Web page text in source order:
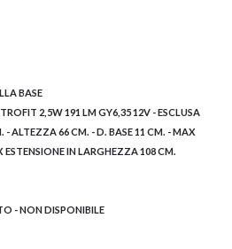
BASE
2,5W 191 LM GY6,35 12V - ESCLUSA
- ALTEZZA 66 CM. - D. BASE 11 CM. - MAX
ESTENSIONE IN LARGHEZZA 108 CM.
- NON DISPONIBILE